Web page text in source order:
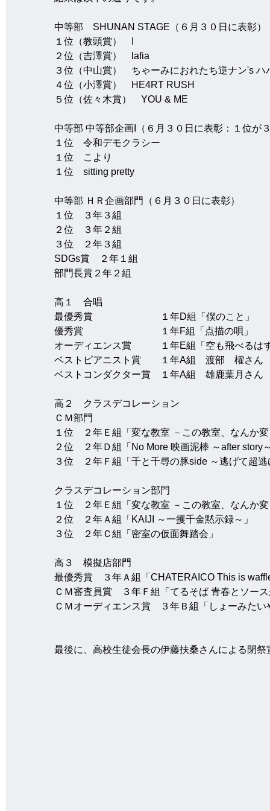
中等部　SHUNAN STAGE（６月３０日に表彰）
１位（教頭賞）　I
２位（吉澤賞）　lafia
３位（中山賞）　ちゃーみにおれたち逆ナン's ハ
４位（小澤賞）　HE4RT RUSH
５位（佐々木賞）　YOU & ME
中等部 中等部企画I（６月３０日に表彰：１位が
１位　令和デモクラシー
１位　こより
１位　sitting pretty
中等部 ＨＲ企画部門（６月３０日に表彰）
１位　３年３組
２位　３年２組
３位　２年３組
SDGs賞　２年１組
部門長賞２年２組
高１　合唱
最優秀賞　　　　　　　１年D組「僕のこと」
優秀賞　　　　　　　　１年F組「点描の唄」
オーディエンス賞　　　１年E組「空も飛べるは
ベストピアニスト賞　　１年A組　渡部　櫂さん
ベストコンダクター賞　１年A組　雄鹿葉月さん
高２　クラスデコレーション
ＣＭ部門
１位　２年Ｅ組「変な教室 －この教室、なんか
２位　２年Ｄ組「No More 映画泥棒 ～after story
３位　２年Ｆ組「千と千尋の豚side ～逃げて超
クラスデコレーション部門
１位　２年Ｅ組「変な教室 －この教室、なんか
２位　２年Ａ組「KAIJI ～一攫千金黙示録～」
３位　２年Ｃ組「密室の仮面舞踏会」
高３　模擬店部門
最優秀賞　３年Ａ組「CHATERAICO This is
ＣＭ審査員賞　３年Ｆ組「てるそば 青春とソー
ＣＭオーディエンス賞　３年Ｂ組「しょーみた
最後に、高校生徒会長の伊藤扶桑さんによる閉祭